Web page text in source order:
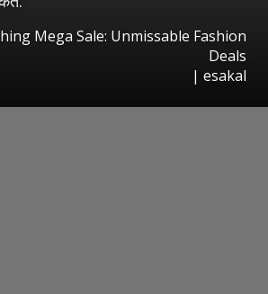
Mega Sale: Unmissable Fashion
Deals
| esakal